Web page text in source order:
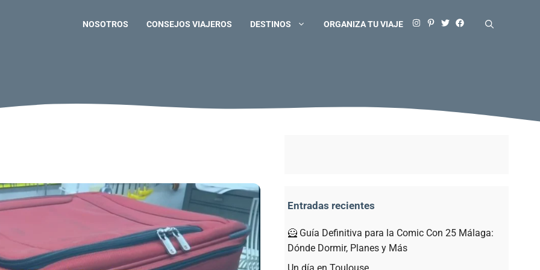
NOSOTROS CONSEJOS VIAJEROS DESTINOS ORGANIZA TU VIAJE
Entradas recientes
🦸 Guía Definitiva para la Comic Con 25 Málaga:
Dónde Dormir, Planes y Más